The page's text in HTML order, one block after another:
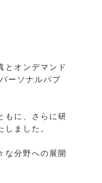
とオンデマンド
ーソナルパブ
もに、さらに研
ました。
な分野への展開